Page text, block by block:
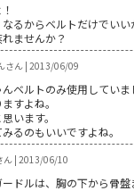
るからベルトだけでいい
ませんか？
さん | 2013/06/09
ベルトのみ使用していま
すよね。
います。
るのもいいですよね。
ん | 2013/06/10
ドルは、胸の下から骨盤